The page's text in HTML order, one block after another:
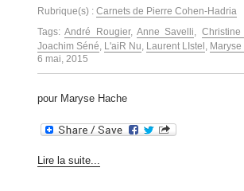
Rubrique(s) : Carnets de Pierre Cohen-Hadria
Tags:André Rougier,Anne Savelli Christine
Joachim Séné L'aiR Nu Laurent LIstel Maryse
6 mai, 2015
pour Maryse Hache
Lire la suite...